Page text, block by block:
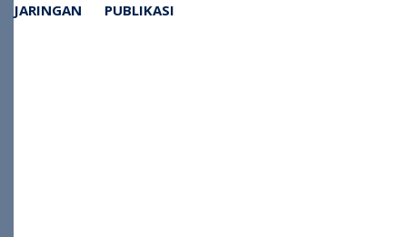
JARINGAN PUBLIKASI